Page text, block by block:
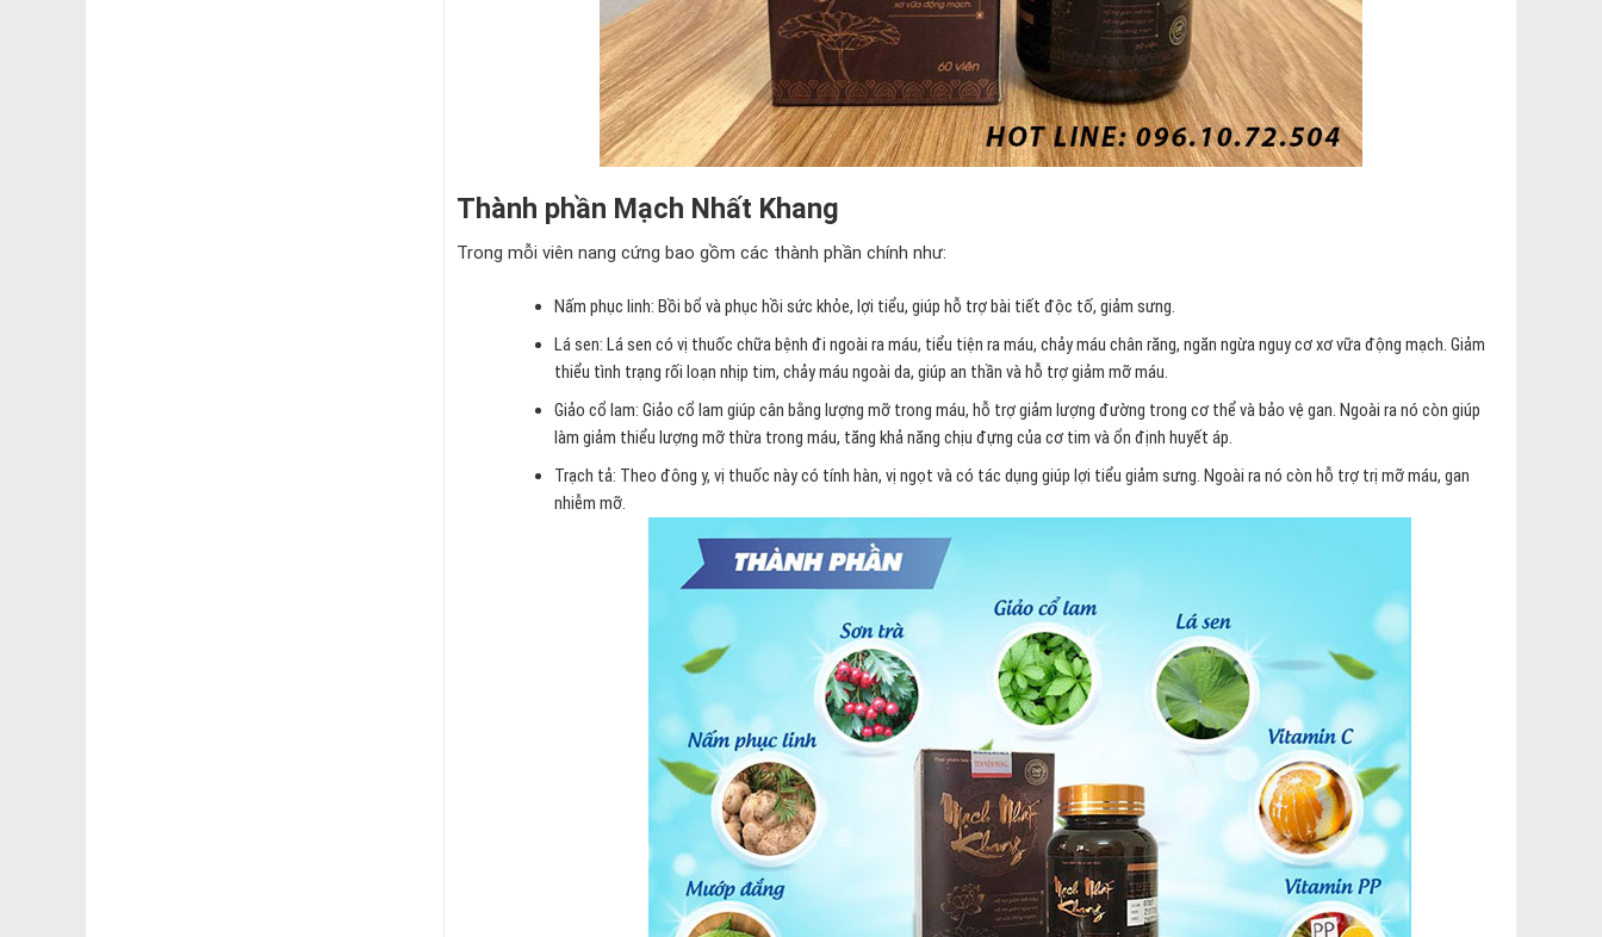
Thành phần Mạch Nhất Khang
Trong mỗi viên nang cứng bao gồm các thành phần chính như:
Nấm phục linh: Bồi bổ và phục hồi sức khỏe, lợi tiểu, giúp hỗ trợ bài tiết độc tố, giảm sưng.
Lá sen:Lá sen có vị thuốc chữa bệnh đi ngoài ra máu, tiểu tiện ra máu, chảy máu chân răng, ngăn ngừa nguy cơ xơ vữa động mạch. Giảm
thiểu tình trạng rối loạn nhịp tim, chảy máu ngoài da, giúp an thần và hỗ trợ giảm mỡ máu.
Giảo cổ lam:Giảo cổ lam giúp cân bằng lượng mỡ trong máu, hỗ trợ giảm lượng đường trong cơ thể và bảo vệ gan. Ngoài ra nó còn giúp
làm giảm thiểu lượng mỡ thừa trong máu, tăng khả năng chịu đựng của cơ tim và ổn định huyết áp.
Trạch tả: Theo đông y, vị thuốc này có tính hàn, vị ngọt và có tác dụng giúp lợi tiểu giảm sưng. Ngoài ra nó còn hỗ trợ trị mỡ máu, gan
nhiễm mỡ.